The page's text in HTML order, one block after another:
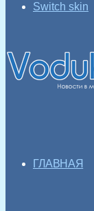
Switch skin
ГЛАВНАЯ